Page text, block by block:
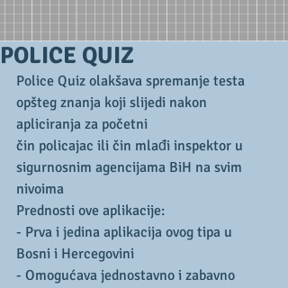
POLICE QUIZ
Police Quiz olakšava spremanje testa
opšteg znanja koji slijedi nakon
apliciranja za početni
čin policajac ili čin mlađi inspektor u
sigurnosnim agencijama BiH na svim
nivoima
Prednosti ove aplikacije:
- Prva i jedina aplikacija ovog tipa u
Bosni i Hercegovini
- Omogućava jednostavno i zabavno